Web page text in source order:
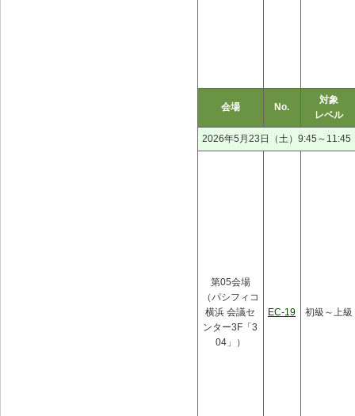
会場 No.
対象
レベル
2026年5月23日（土）9:45～11:45
第05会場
（パシフィコ
横浜 会議セ
ンター3F「3
04」）
EC-19 初級～上級